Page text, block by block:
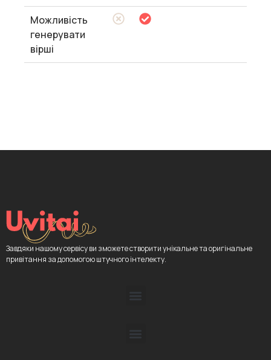
Можливість
генерувати
вірші
Завдяки нашому сервісу ви зможете створити унікальне та оригінальне
привітання за допомогою штучного інтелекту.